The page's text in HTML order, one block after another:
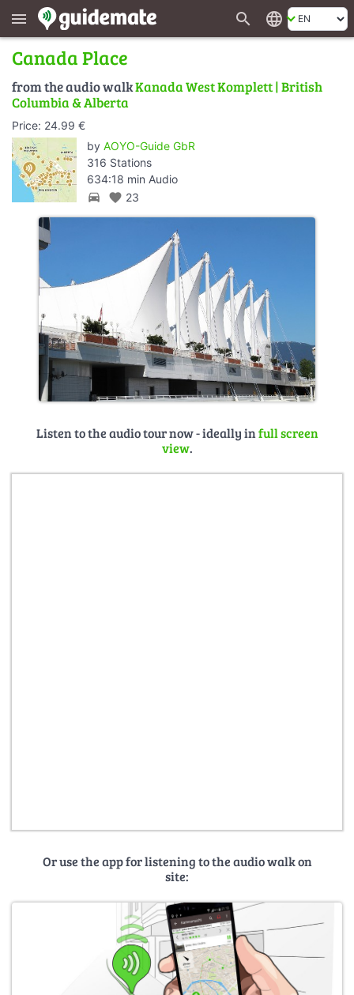
menu search language
Canada Place
from the audio walkKanada West Komplett | British
Columbia & Alberta
Price: 24.99 €
by AOYO-Guide GbR
316 Stations
634:18 min Audio
directions_car favorite 23
Listen to the audio tour now - ideally infull screen
view.
Or use the app for listening to the audio walk on
site: